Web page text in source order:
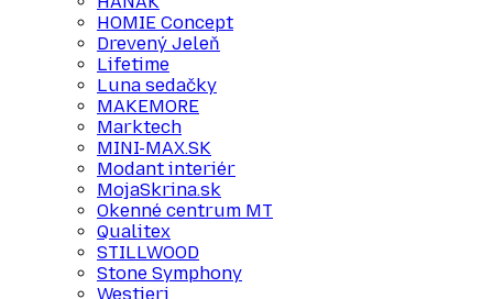
HOMIE Concept
Drevený Jeleň
Lifetime
Luna sedačky
MAKEMORE
Marktech
MINI-MAX.SK
Modant interiér
MojaSkrina.sk
Okenné centrum MT
Qualitex
STILLWOOD
Stone Symphony
Westieri